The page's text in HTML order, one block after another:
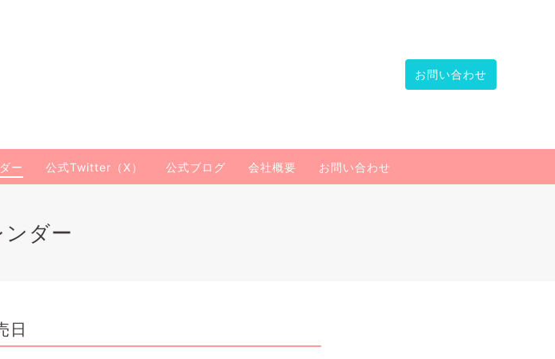
お問い合わせ
ー 公式Twitter（X） 公式ブログ 会社概要 お問い合わせ
ンダー
日